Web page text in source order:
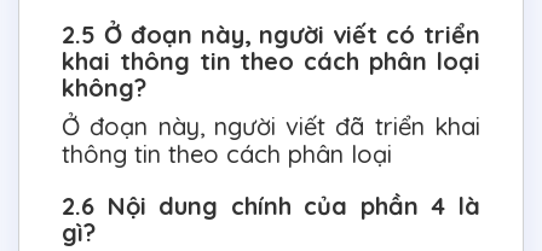
2.5 Ở đoạn này, người viết có triển
khai thông tin theo cách phân loại
không?
Ở đoạn này, người viết đã triển khai
thông tin theo cách phân loại
2.6 Nội dung chính của phần 4 là
gì?